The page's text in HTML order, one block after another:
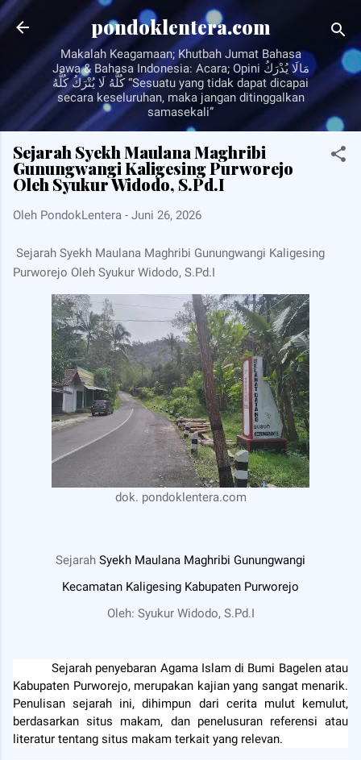
Langsung ke konten utama
pondoklentera.com
Makalah Keagamaan; Khutbah Jumat Bahasa
Jawa & Bahasa Indonesia: Acara; Opini مَالَا يُدْرَكُ
كُلُّهُ لَا يُتْرَكُ كُلُّهُ “Sesuatu yang tidak dapat dicapai
secara keseluruhan, maka jangan ditinggalkan
samasekali”
Sejarah Syekh Maulana Maghribi
Gunungwangi Kaligesing Purworejo
Oleh Syukur Widodo, S.Pd.I
Oleh PondokLentera - Juni 26, 2026
Sejarah Syekh Maulana Maghribi Gunungwangi Kaligesing
Purworejo Oleh Syukur Widodo, S.Pd.I
dok. pondoklentera.com
Sejarah Syekh Maulana Maghribi Gunungwangi
Kecamatan Kaligesing Kabupaten Purworejo
Oleh: Syukur Widodo, S.Pd.I
Sejarah penyebaran Agama Islam di Bumi Bagelen atau
Kabupaten Purworejo, merupakan kajian yang sangat menarik.
Penulisan sejarah ini, dihimpun dari cerita mulut kemulut,
berdasarkan situs makam, dan penelusuran referensi atau
literatur tentang situs makam terkait yang relevan.